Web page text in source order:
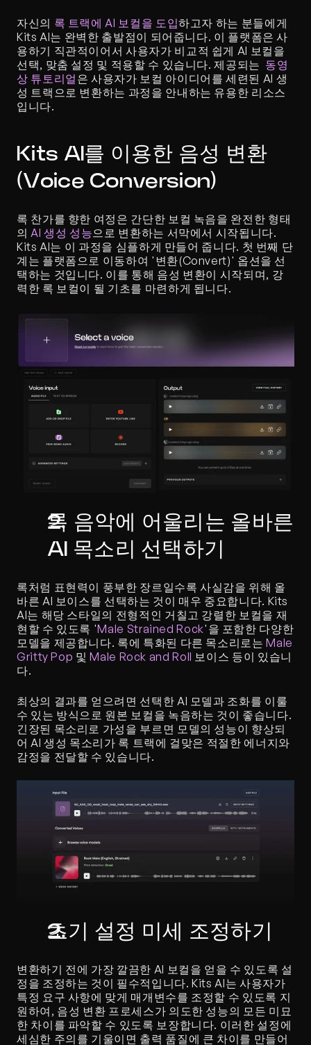
자신의 록 트랙에 AI 보컬을 도입하고자 하는 분들에게
Kits AI는 완벽한 출발점이 되어줍니다. 이 플랫폼은 사
용하기 직관적이어서 사용자가 비교적 쉽게 AI 보컬을
선택, 맞춤 설정 및 적용할 수 있습니다. 제공되는 동영
상 튜토리얼 은 사용자가 보컬 아이디어를 세련된 AI 생
성 트랙으로 변환하는 과정을 안내하는 유용한 리소스
입니다.
Kits AI를 이용한 음성 변환
(Voice Conversion)
록 찬가를 향한 여정은 간단한 보컬 녹음을 완전한 형태
의 AI 생성 성능으로 변환하는 서막에서 시작됩니다.
Kits AI는 이 과정을 심플하게 만들어 줍니다. 첫 번째 단
계는 플랫폼으로 이동하여 '변환(Convert)' 옵션을 선
택하는 것입니다. 이를 통해 음성 변환이 시작되며, 강
력한 록 보컬이 될 기초를 마련하게 됩니다.
록 음악에 어울리는 올바른
AI 목소리 선택하기
록처럼 표현력이 풍부한 장르일수록 사실감을 위해 올
바른 AI 보이스를 선택하는 것이 매우 중요합니다. Kits
AI는 해당 스타일의 전형적인 거칠고 강렬한 보컬을 재
현할 수 있도록 'Male Strained Rock'을 포함한 다양한
모델을 제공합니다. 록에 특화된 다른 목소리로는 Male
Gritty Pop 및 Male Rock and Roll 보이스 등이 있습니
다.
최상의 결과를 얻으려면 선택한 AI 모델과 조화를 이룰
수 있는 방식으로 원본 보컬을 녹음하는 것이 좋습니다.
긴장된 목소리로 가성을 부르면 모델의 성능이 향상되
어 AI 생성 목소리가 록 트랙에 걸맞은 적절한 에너지와
감정을 전달할 수 있습니다.
초기 설정 미세 조정하기
변환하기 전에 가장 깔끔한 AI 보컬을 얻을 수 있도록 설
정을 조정하는 것이 필수적입니다. Kits AI는 사용자가
특정 요구 사항에 맞게 매개변수를 조정할 수 있도록 지
원하여, 음성 변환 프로세스가 의도한 성능의 모든 미묘
한 차이를 파악할 수 있도록 보장합니다. 이러한 설정에
세심한 주의를 기울이면 출력 품질에 큰 차이를 만들어